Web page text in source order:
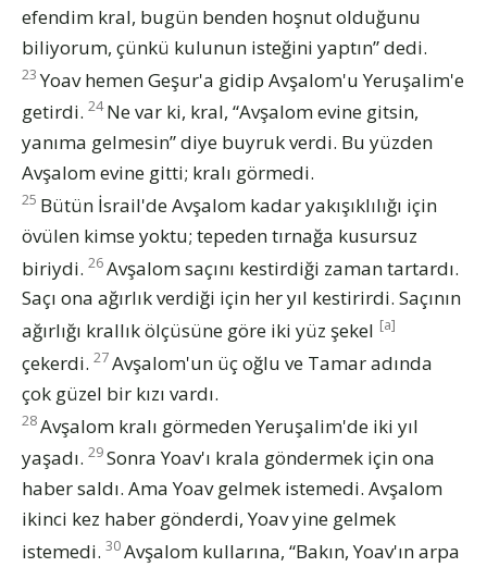
efendim kral, bugün benden hoşnut olduğunu
biliyorum, çünkü kulunun isteğini yaptın” dedi.
23 Yoav hemen Geşur'a gidip Avşalom'u Yeruşalim'e
getirdi. 24 Ne var ki, kral, “Avşalom evine gitsin,
yanıma gelmesin” diye buyruk verdi. Bu yüzden
Avşalom evine gitti; kralı görmedi.
25 Bütün İsrail'de Avşalom kadar yakışıklılığı için
övülen kimse yoktu; tepeden tırnağa kusursuz
biriydi. 26Avşalom saçını kestirdiği zaman tartardı.
Saçı ona ağırlık verdiği için her yıl kestirirdi. Saçının
ağırlığı krallık ölçüsüne göre iki yüz şekel [a]
çekerdi. 27Avşalom'un üç oğlu ve Tamar adında
çok güzel bir kızı vardı.
28Avşalom kralı görmeden Yeruşalim'de iki yıl
yaşadı. 29Sonra Yoav'ı krala göndermek için ona
haber saldı. Ama Yoav gelmek istemedi. Avşalom
ikinci kez haber gönderdi, Yoav yine gelmek
istemedi. 30Avşalom kullarına, “Bakın, Yoav'ın arpa